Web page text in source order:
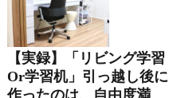
【実録】「リビング学習
Or学習机」引っ越し後に